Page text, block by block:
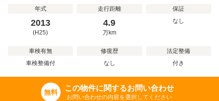
年式
2013
(H25)
走行距離
4.9
万km
保証
なし
車検有無
車検整備付
修復歴
なし
法定整備
付き
無料 この物件に関するお問い合わせ
お問い合わせの内容を選択してください